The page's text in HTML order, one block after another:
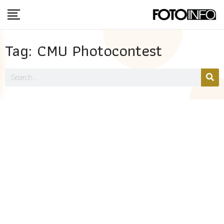
Tag: CMU Photocontest